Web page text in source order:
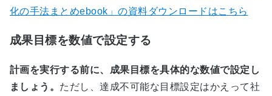
化の手法まとめebook」の資料ダウンロードはこちら
成果目標を数値で設定する
計画を実行する前に、成果目標を具体的な数値で設定し
ましょう。 ただし、達成不可能な目標設定はかえって社